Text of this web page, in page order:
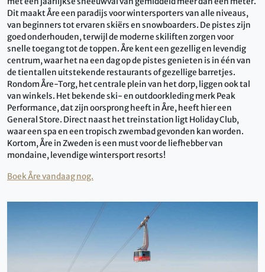
Dit maakt Åre een paradijs voor wintersporters van alle niveaus,
van beginners tot ervaren skiërs en snowboarders. De pistes zijn
goed onderhouden, terwijl de moderne skiliften zorgen voor
snelle toegang tot de toppen. Åre kent een gezellig en levendig
centrum, waar het na een dag op de pistes genieten is in één van
de tientallen uitstekende restaurants of gezellige barretjes.
Rondom Åre-Torg, het centrale plein van het dorp, liggen ook tal
van winkels. Het bekende ski- en outdoorkleding merk Peak
Performance, dat zijn oorsprong heeft in Åre, heeft hier een
General Store. Direct naast het treinstation ligt Holiday Club,
waar een spa en een tropisch zwembad gevonden kan worden.
Kortom, Åre in Zweden is een must voor de liefhebber van
mondaine, levendige wintersport resorts!
Boek Åre vandaag nog.